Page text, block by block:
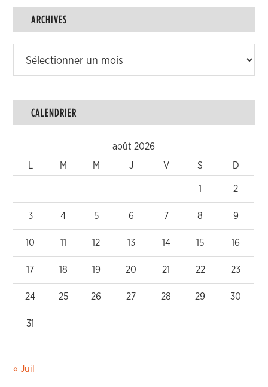
ARCHIVES
CALENDRIER
août 2026
M M J V S D
1 2
3 4 5 6 7 8 9
10 11 12 13 14 15 16
17 18 19 20 21 22 23
24 25 26 27 28 29 30
31
« Juil